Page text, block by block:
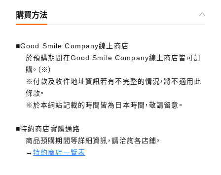
購買方法
■Good Smile Company線上商店
於預購期間在Good Smile Company線上商店皆可訂
購。（※）
※付款及收件地址資訊若有不完整的情況，將不適用此
條款。
※於本網站記載的時間皆為日本時間，敬請留意。
■特約商店實體通路
商品預購期間等詳細資訊，請洽詢各店鋪。
→特約商店一覽表